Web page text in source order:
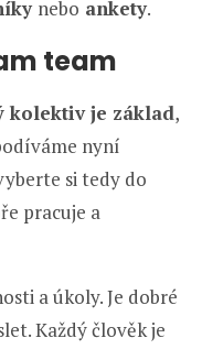
nebo ankety.
team
kolektiv je základ,
nyní
si tedy do
pracuje a
a úkoly. Je dobré
Každý člověk je